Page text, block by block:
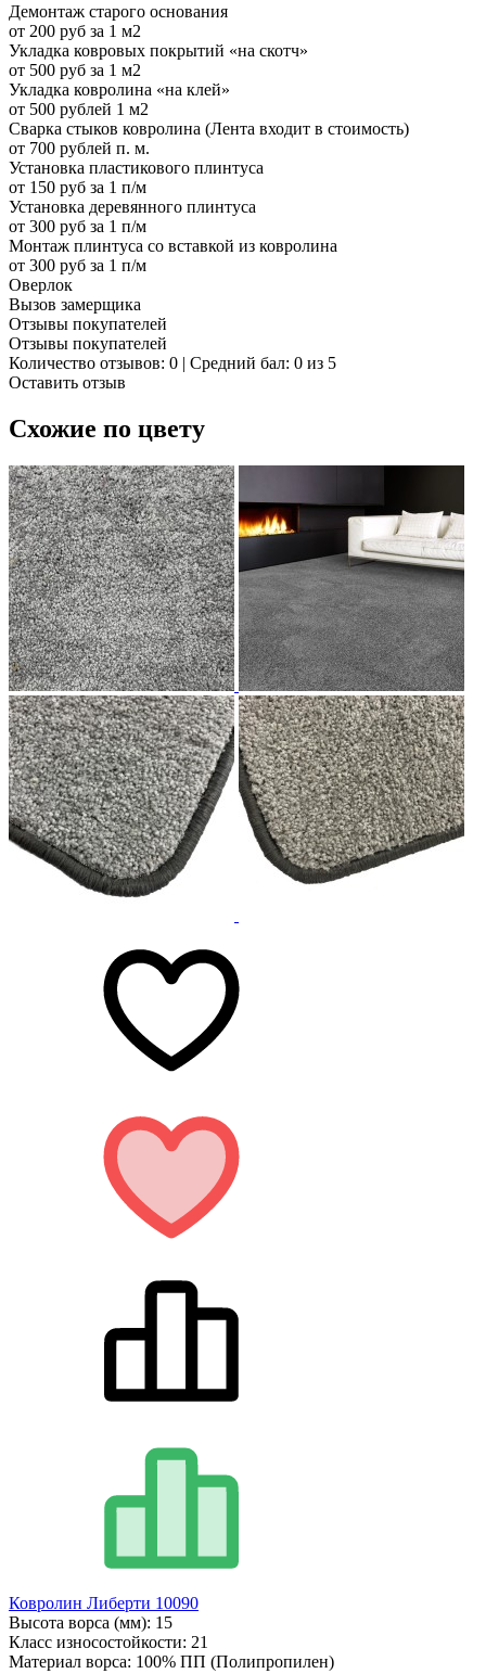
Демонтаж старого основания
от 200 руб за 1 м2
Укладка ковровых покрытий «на скотч»
от 500 руб за 1 м2
Укладка ковролина «на клей»
от 500 рублей 1 м2
Сварка стыков ковролина (Лента входит в стоимость)
от 700 рублей п. м.
Установка пластикового плинтуса
от 150 руб за 1 п/м
Установка деревянного плинтуса
от 300 руб за 1 п/м
Монтаж плинтуса со вставкой из ковролина
от 300 руб за 1 п/м
Оверлок
Вызов замерщика
Отзывы покупателей
Отзывы покупателей
Количество отзывов: 0 | Средний бал: 0 из 5
Оставить отзыв
Схожие по цвету
Ковролин Либерти 10090
Высота ворса (мм): 15
Класс износостойкости: 21
Материал ворса: 100% ПП (Полипропилен)